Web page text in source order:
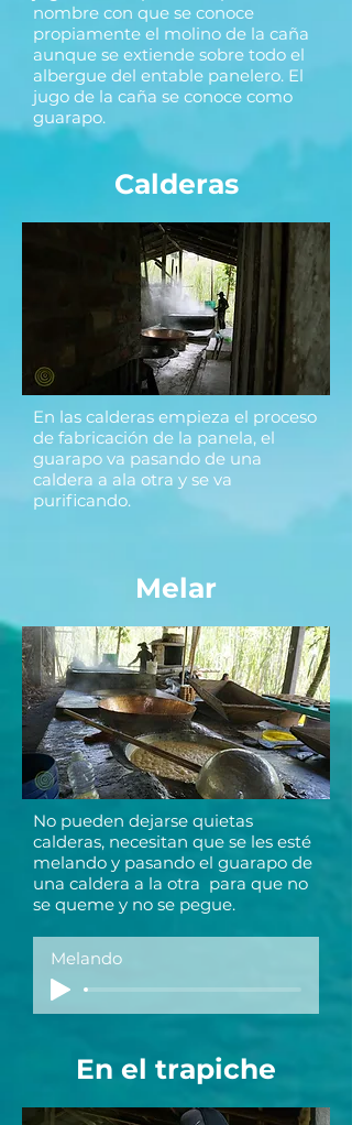
nombre con que se conoce
propiamente el molino de la caña
aunque se extiende sobre todo el
albergue del entable panelero. El
jugo de la caña se conoce como
guarapo.
Calderas
En las calderas empieza el proceso
de fabricación de la panela, el
guarapo va pasando de una
caldera a ala otra y se va
purificando.
Melar
No pueden dejarse quietas
calderas, necesitan que se les esté
melando y pasando el guarapo de
una caldera a la otra para que no
se queme y no se pegue.
Melando
En el trapiche